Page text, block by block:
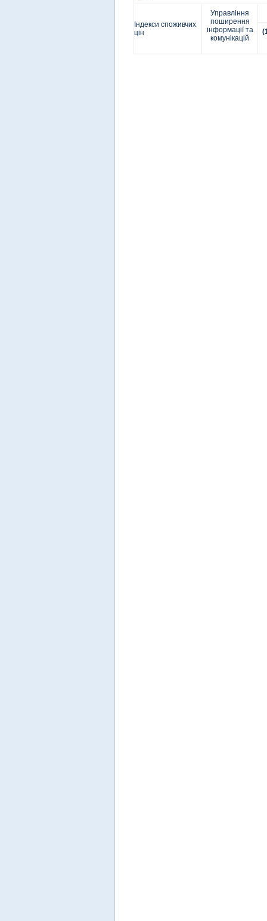
Індекси споживчих
цін
Управління
поширення
інформації та
комунікацій